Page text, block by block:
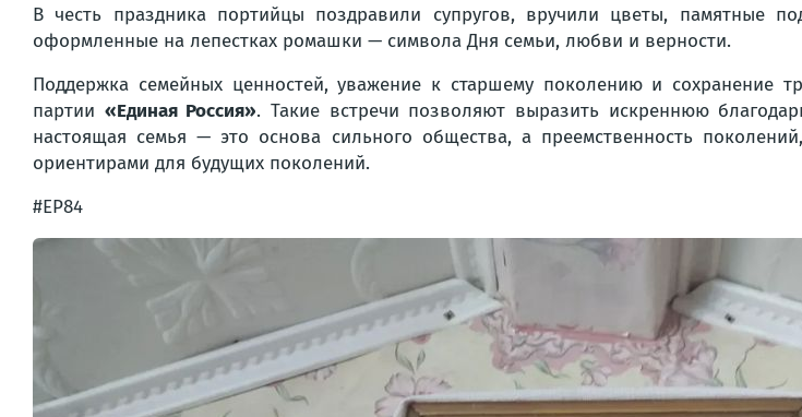
В честь праздника портийцы поздравили супругов, вручили цветы, памятные
оформленные на лепестках ромашки — символа Дня семьи, любви и верности.
Поддержка семейных ценностей, уважение к старшему поколению и сохранение
партии «Единая Россия». Такие встречи позволяют выразить искреннюю
настоящая семья — это основа сильного общества, а преемственность
ориентирами для будущих поколений.
#ЕР84